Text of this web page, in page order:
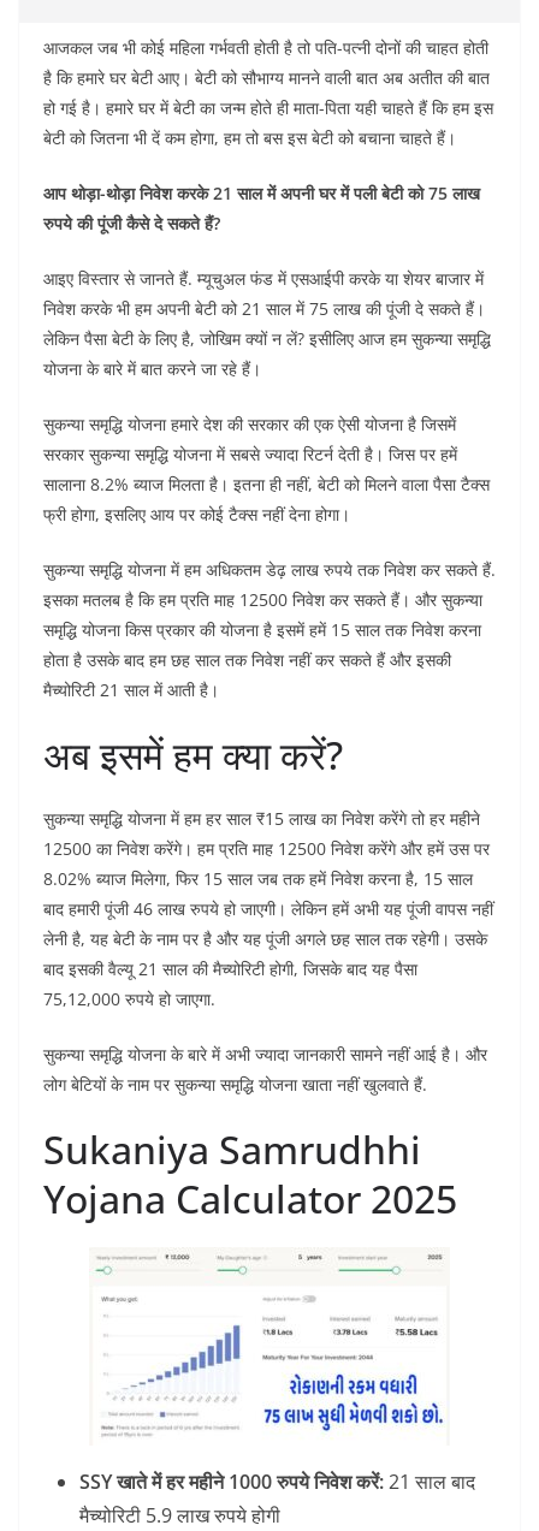
आजकल जब भी कोई महिला गर्भवती होती है तो पति-पत्नी दोनों की चाहत होती
है कि हमारे घर बेटी आए। बेटी को सौभाग्य मानने वाली बात अब अतीत की बात
हो गई है। हमारे घर में बेटी का जन्म होते ही माता-पिता यही चाहते हैं कि हम इस
बेटी को जितना भी दें कम होगा, हम तो बस इस बेटी को बचाना चाहते हैं।
आप थोड़ा-थोड़ा निवेश करके 21 साल में अपनी घर में पली बेटी को 75 लाख
रुपये की पूंजी कैसे दे सकते हैं?
आइए विस्तार से जानते हैं. म्यूचुअल फंड में एसआईपी करके या शेयर बाजार में
निवेश करके भी हम अपनी बेटी को 21 साल में 75 लाख की पूंजी दे सकते हैं।
लेकिन पैसा बेटी के लिए है, जोखिम क्यों न लें? इसीलिए आज हम सुकन्या समृद्धि
योजना के बारे में बात करने जा रहे हैं।
सुकन्या समृद्धि योजना हमारे देश की सरकार की एक ऐसी योजना है जिसमें
सरकार सुकन्या समृद्धि योजना में सबसे ज्यादा रिटर्न देती है। जिस पर हमें
सालाना 8.2% ब्याज मिलता है। इतना ही नहीं, बेटी को मिलने वाला पैसा टैक्स
फ्री होगा, इसलिए आय पर कोई टैक्स नहीं देना होगा।
सुकन्या समृद्धि योजना में हम अधिकतम डेढ़ लाख रुपये तक निवेश कर सकते हैं.
इसका मतलब है कि हम प्रति माह 12500 निवेश कर सकते हैं। और सुकन्या
समृद्धि योजना किस प्रकार की योजना है इसमें हमें 15 साल तक निवेश करना
होता है उसके बाद हम छह साल तक निवेश नहीं कर सकते हैं और इसकी
मैच्योरिटी 21 साल में आती है।
अब इसमें हम क्या करें?
सुकन्या समृद्धि योजना में हम हर साल ₹15 लाख का निवेश करेंगे तो हर महीने
12500 का निवेश करेंगे। हम प्रति माह 12500 निवेश करेंगे और हमें उस पर
8.02% ब्याज मिलेगा, फिर 15 साल जब तक हमें निवेश करना है, 15 साल
बाद हमारी पूंजी 46 लाख रुपये हो जाएगी। लेकिन हमें अभी यह पूंजी वापस नहीं
लेनी है, यह बेटी के नाम पर है और यह पूंजी अगले छह साल तक रहेगी। उसके
बाद इसकी वैल्यू 21 साल की मैच्योरिटी होगी, जिसके बाद यह पैसा
75,12,000 रुपये हो जाएगा.
सुकन्या समृद्धि योजना के बारे में अभी ज्यादा जानकारी सामने नहीं आई है। और
लोग बेटियों के नाम पर सुकन्या समृद्धि योजना खाता नहीं खुलवाते हैं.
Sukaniya Samrudhhi
Yojana Calculator 2025
SSY खाते में हर महीने 1000 रुपये निवेश करें:21 साल बाद
मैच्योरिटी 5.9 लाख रुपये होगी